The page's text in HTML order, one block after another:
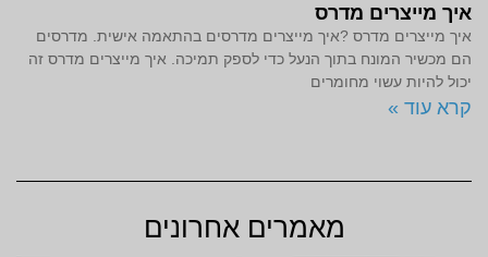
איך מייצרים מדרס
איך מייצרים מדרס ?איך מייצרים מדרסים בהתאמה אישית. מדרסים
הם מכשיר המונח בתוך הנעל כדי לספק תמיכה. איך מייצרים מדרס זה
יכול להיות עשוי מחומרים
קרא עוד »
מאמרים אחרונים